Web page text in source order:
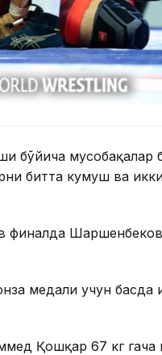
бўйича мусобақалар
битта кумуш ва
финалда
медали учун баҳсда
Қошқар 67 кг гача